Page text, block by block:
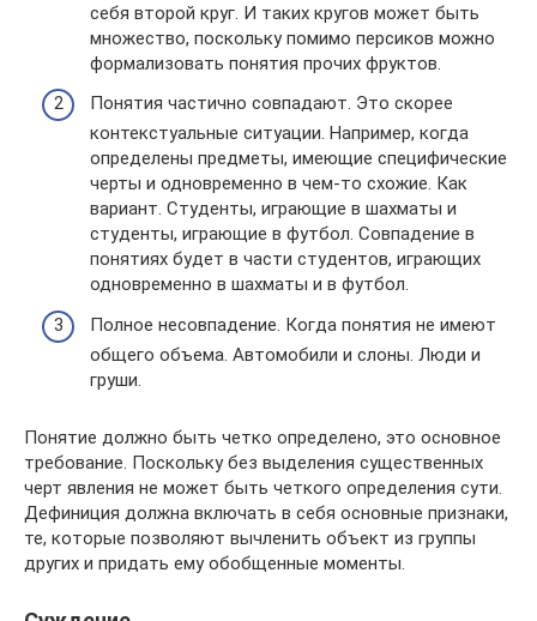
себя второй круг. И таких кругов может быть
множество, поскольку помимо персиков можно
формализовать понятия прочих фруктов.
Понятия частично совпадают. Это скорее
контекстуальные ситуации. Например, когда
определены предметы, имеющие специфические
черты и одновременно в чем-то схожие. Как
вариант. Студенты, играющие в шахматы и
студенты, играющие в футбол. Совпадение в
понятиях будет в части студентов, играющих
одновременно в шахматы и в футбол.
Полное несовпадение. Когда понятия не имеют
общего объема. Автомобили и слоны. Люди и
груши.
Понятие должно быть четко определено, это основное
требование. Поскольку без выделения существенных
черт явления не может быть четкого определения сути.
Дефиниция должна включать в себя основные признаки,
те, которые позволяют вычленить объект из группы
других и придать ему обобщенные моменты.